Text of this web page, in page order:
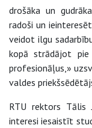
drošāka un
radoši un
veidot ilgu
kopā strādājot
profesionāļus,»
valdes
RTU rektors Tālis
interesi iesaistīt